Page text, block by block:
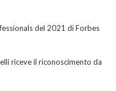
del 2021 di Forbes
riceve il riconoscimento da